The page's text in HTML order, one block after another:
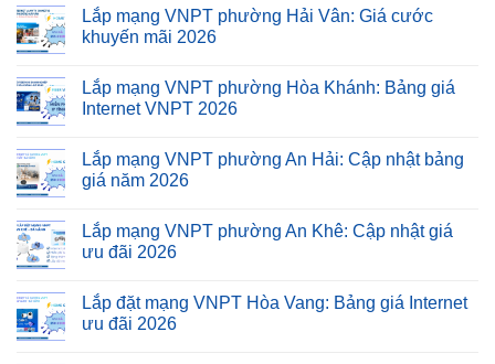
Lắp mạng VNPT phường Hải Vân: Giá cước
khuyến mãi 2026
Lắp mạng VNPT phường Hòa Khánh: Bảng giá
Internet VNPT 2026
Lắp mạng VNPT phường An Hải: Cập nhật bảng
giá năm 2026
Lắp mạng VNPT phường An Khê: Cập nhật giá
ưu đãi 2026
Lắp đặt mạng VNPT Hòa Vang: Bảng giá Internet
ưu đãi 2026